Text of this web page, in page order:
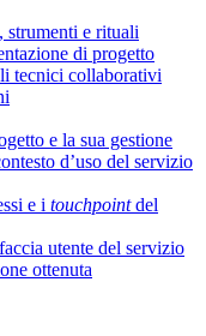
strumenti e rituali
di progetto
tecnici collaborativi
e la sua gestione
d’uso del servizio
e i touchpointdel
utente del servizio
ottenuta